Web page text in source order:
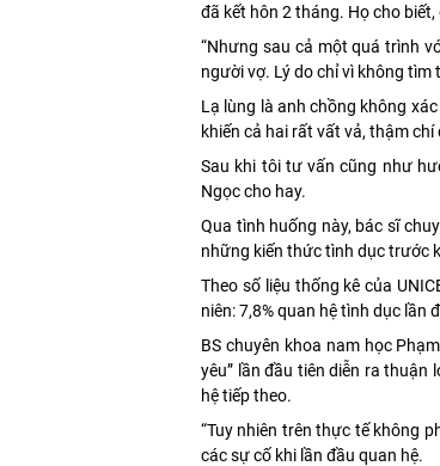
đã kết hôn 2 tháng. Họ cho
“Nhưng sau cả một quá trình
người vợ. Lý do chỉ vì không tìm
Lạ lùng là anh chồng không
khiến cả hai rất vất vả, thậm
Sau khi tôi tư vấn cũng như
Ngọc cho hay.
Qua tình huống này, bác sĩ
những kiến thức tình dục trước
Theo số liệu thống kê của
niên: 7,8% quan hệ tình dục lần
BS chuyên khoa nam học
yêu” lần đầu tiên diễn ra thuận
hệ tiếp theo.
“Tuy nhiên trên thực tế không
các sự cố khi lần đầu quan hệ.